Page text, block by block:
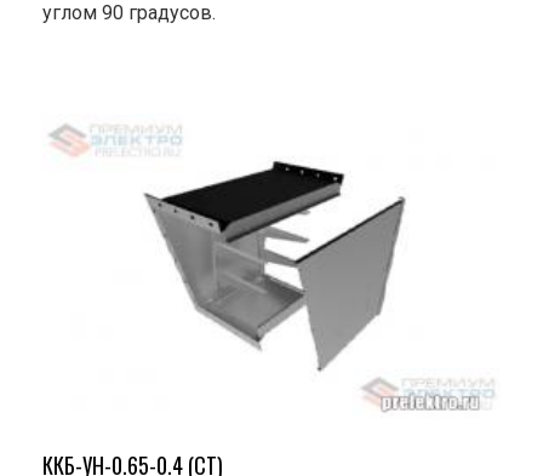
углом 90 градусов.
ККБ-УН-0.65-0.4 (СТ)